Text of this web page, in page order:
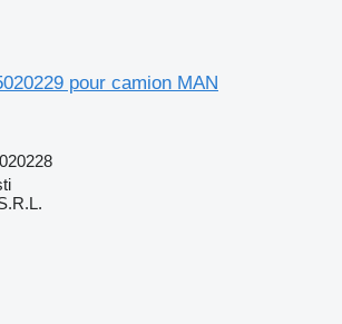
pour camion MAN